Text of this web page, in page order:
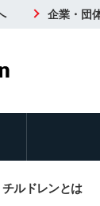
企業・団
ルドレンとは